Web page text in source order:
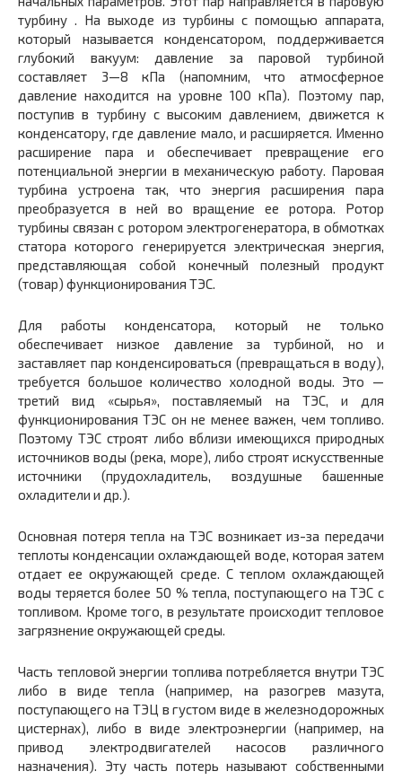
турбину . На выходе из турбины с помощью аппарата,
который называется конденсатором, поддерживается
глубокий вакуум: давление за паровой турбиной
составляет 3—8 кПа (напомним, что атмосферное
давление находится на уровне 100 кПа). Поэтому пар,
поступив в турбину с высоким давлением, движется к
конденсатору, где давление мало, и расширяется. Именно
расширение пара и обеспечивает превращение его
потенциальной энергии в механическую работу. Паровая
турбина устроена так, что энергия расширения пара
преобразуется в ней во вращение ее ротора. Ротор
турбины связан с ротором электрогенератора, в обмотках
статора которого генерируется электрическая энергия,
представляющая собой конечный полезный продукт
(товар) функционирования ТЭС.
Для работы конденсатора, который не только
обеспечивает низкое давление за турбиной, но и
заставляет пар конденсироваться (превращаться в воду),
требуется большое количество холодной воды. Это —
третий вид «сырья», поставляемый на ТЭС, и для
функционирования ТЭС он не менее важен, чем топливо.
Поэтому ТЭС строят либо вблизи имеющихся природных
источников воды (река, море), либо строят искусственные
источники (прудохладитель, воздушные башенные
охладители и др.).
Основная потеря тепла на ТЭС возникает из-за передачи
теплоты конденсации охлаждающей воде, которая затем
отдает ее окружающей среде. С теплом охлаждающей
воды теряется более 50 % тепла, поступающего на ТЭС с
топливом. Кроме того, в результате происходит тепловое
загрязнение окружающей среды.
Часть тепловой энергии топлива потребляется внутри ТЭС
либо в виде тепла (например, на разогрев мазута,
поступающего на ТЭЦ в густом виде в железнодорожных
цистернах), либо в виде электроэнергии (например, на
привод электродвигателей насосов различного
назначения). Эту часть потерь называют собственными